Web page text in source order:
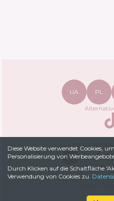
Diese Website verwendet Cookies,
Personalisierung von
Durch Klicken auf die Schaltfläche
Verwendung von Cookies zu.
© 2022-2026
UA PL